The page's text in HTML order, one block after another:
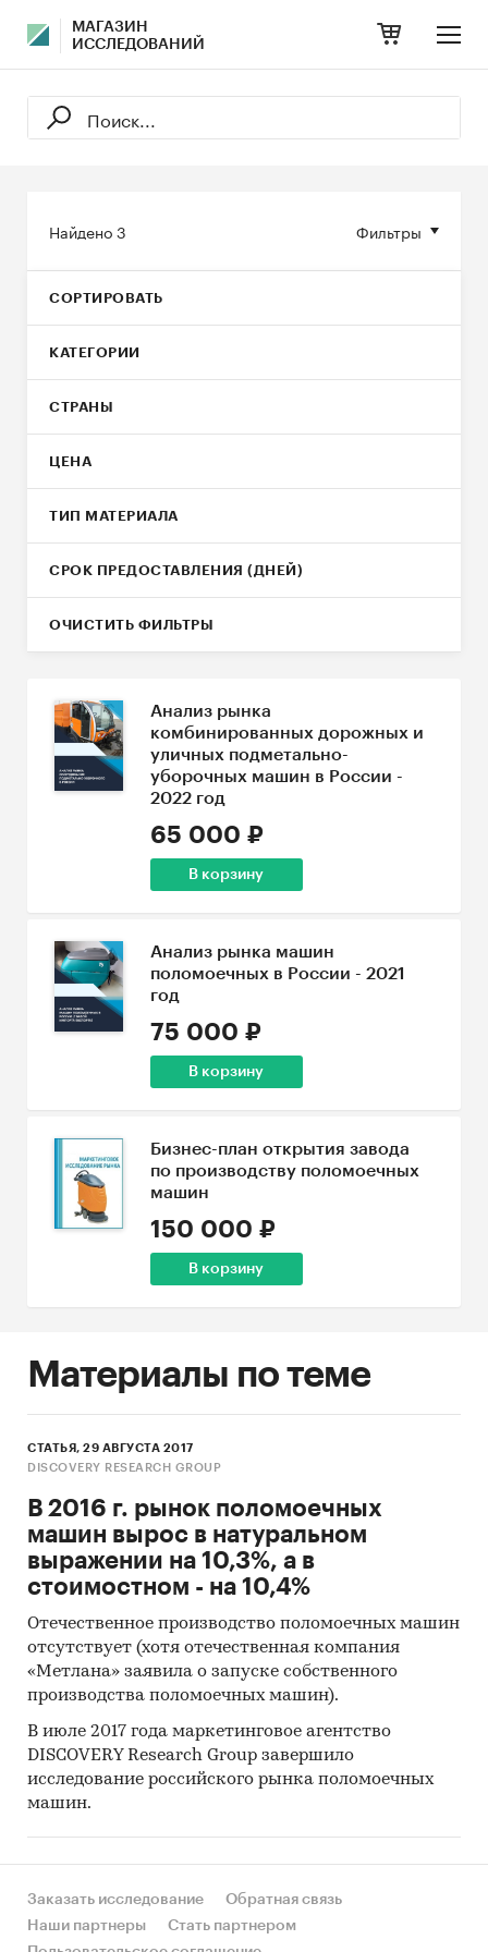
МАГАЗИН
ИССЛЕДОВАНИЙ
Фильтры
Найдено3
СОРТИРОВАТЬ
КАТЕГОРИИ
СТРАНЫ
ЦЕНА
ТИП МАТЕРИАЛА
СРОК ПРЕДОСТАВЛЕНИЯ (ДНЕЙ)
ОЧИСТИТЬ ФИЛЬТРЫ
Анализ рынка
комбинированных дорожных и
уличных подметально-
уборочных машин в России -
2022 год
65 000 ₽
В корзину
Анализ рынка машин
поломоечных в России - 2021
год
75 000 ₽
В корзину
Бизнес-план открытия завода
по производству поломоечных
машин
150 000 ₽
В корзину
Материалы по теме
СТАТЬЯ, 29 АВГУСТА 2017
DISCOVERY RESEARCH GROUP
В 2016 г. рынок поломоечных
машин вырос в натуральном
выражении на 10,3%, а в
стоимостном - на 10,4%
Отечественное производство поломоечных машин
отсутствует (хотя отечественная компания
«Метлана» заявила о запуске собственного
производства поломоечных машин).
В июле 2017 года маркетинговое агентство
DISCOVERY Research Group завершило
исследование российского рынка поломоечных
машин.
Заказать исследование
Обратная связь
Наши партнеры
Стать партнером